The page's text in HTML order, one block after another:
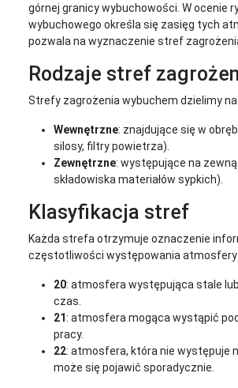
górnej granicy wybuchowości. W ocenie
wybuchowego określa się zasięg tych
pozwala na wyznaczenie stref
Rodzaje stref
Strefy zagrożenia wybuchem dzielimy na:
Wewnętrzne: znajdujące się w
silosy, filtry powietrza).
Zewnętrzne: występujące na
składowiska materiałów sypkich).
Klasyfikacja stref
Każda strefa otrzymuje oznaczenie
częstotliwości występowania atmosfery
20: atmosfera występująca stale lub
czas.
21: atmosfera mogąca wystąpić
pracy.
22: atmosfera, która nie występuje
może się pojawić sporadycznie.